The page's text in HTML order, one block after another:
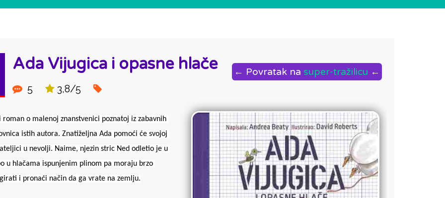
Ada Vijugica i opasne hlače
5 3,8/5
← Povratak na super-tražilicu ←
roman o malenoj znanstvenici poznatoj iz zabavnih
istih autora. Znatiželjna Ada pomoći će svojoj
u nevolji. Naime, njezin stric Ned odletio je u
u hlačama ispunjenim plinom pa moraju brzo
i pronaći način da ga vrate na zemlju.